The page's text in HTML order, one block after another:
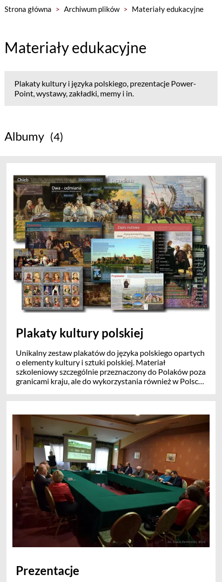
Strona główna > Archiwum plików > Materiały edukacyjne
Materiały edukacyjne
Plakaty kultury i języka polskiego, prezentacje Power-
Point, wystawy, zakładki, memy i in.
Albumy (4)
Plakaty kultury polskiej
Unikalny zestaw plakatów do języka polskiego opartych
o elementy kultury i sztuki polskiej. Materiał
szkoleniowy szczególnie przeznaczony do Polaków poza
granicami kraju, ale do wykorzystania również w Polsce.
własnym wydruku w pobliskim punkcie Xero można
użyć zwykłego papieru. Do prezentacji w szkołach
zalecamy papier grubszy lub zalaminowanie.
Prosimy o wsparcie działań Fundacji - przygotowywania
kolejnych wzorów, oraz druku i wysyłki do szkół
polskich na Kresach. BNP Paribas 42 1750 0012 0000
0000 4108 9032 (wpłata na cele statutowe).
Prezentacje